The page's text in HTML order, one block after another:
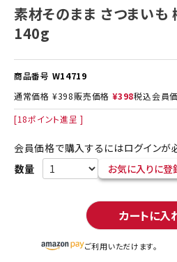
素材そのまま さつまいも
140g
商品番号 W14719
通常価格 ¥398販売価格 ¥398税込会員
[18ポイント進呈 ]
会員価格で購入するにはログインが
お気に入りに登
カートに入
ご利用いただけます。